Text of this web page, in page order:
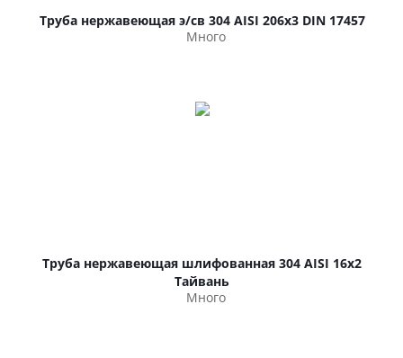
Труба нержавеющая э/св 304 AISI 206х3 DIN 17457
Много
Труба нержавеющая шлифованная 304 AISI 16х2
Тайвань
Много